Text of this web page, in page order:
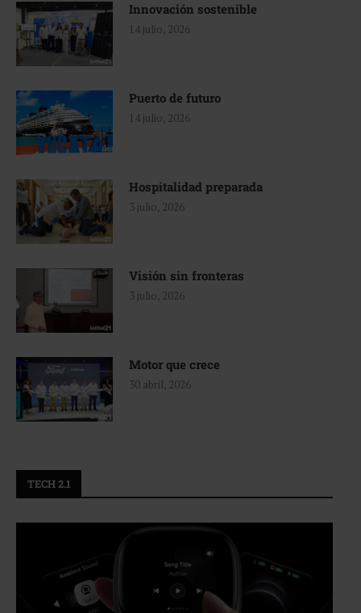
Innovación sostenible
14 julio, 2026
Puerto de futuro
14 julio, 2026
Hospitalidad preparada
3 julio, 2026
Visión sin fronteras
3 julio, 2026
Motor que crece
30 abril, 2026
TECH 2.1